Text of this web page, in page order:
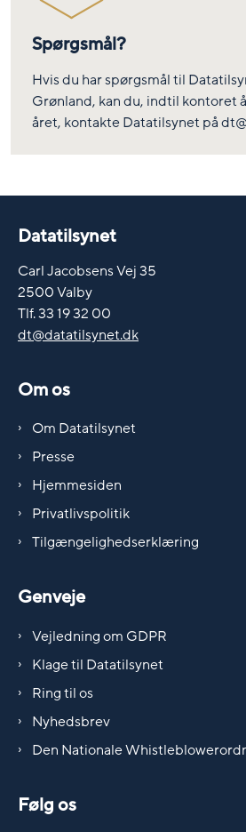
Spørgsmål?
Hvis du har spørgsmål til
Grønland, kan du, indtil kontoret
året, kontakte Datatilsynet på
Datatilsynet
Carl Jacobsens Vej 35
2500 Valby
Tlf. 33 19 32 00
dt@datatilsynet.dk
Om os
Om Datatilsynet
Presse
Hjemmesiden
Privatlivspolitik
Tilgængelighedserklæring
Genveje
Vejledning om GDPR
Klage til Datatilsynet
Ring til os
Nyhedsbrev
Den Nationale
Følg os